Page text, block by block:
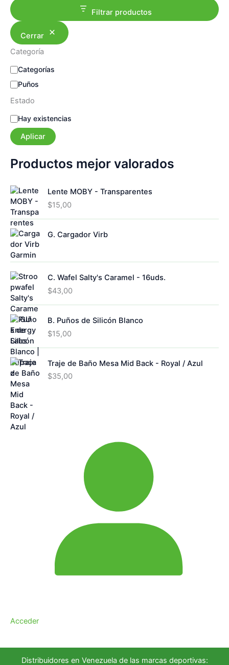
Filtrar productos
Cerrar
Categoría
C
t
e
o
r
í
Categorías
Puños
Estado
E
s
t
d
o
Hay existencias
Aplicar
Productos mejor valorados
Lente MOBY - Transparentes
$15,00
G. Cargador Virb
C. Wafel Salty's Caramel - 16uds.
$43,00
B. Puños de Silicón Blanco
$15,00
Traje de Baño Mesa Mid Back - Royal / Azul
$35,00
Acceder
Distribuidores en Venezuela de las marcas deportivas: